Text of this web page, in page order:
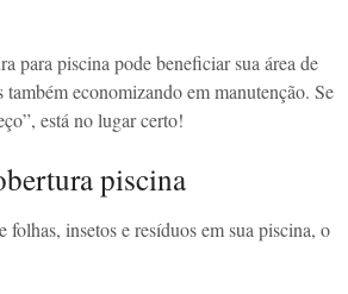
para piscina pode beneficiar sua área de
economizando em manutenção. Se
está no lugar certo!
piscina
insetos e resíduos em sua piscina, o